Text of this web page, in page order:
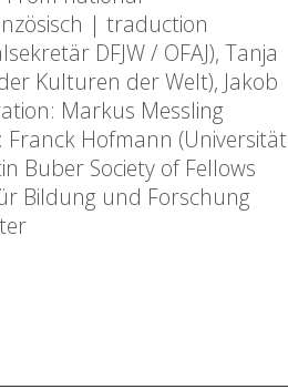
| traduction
DFJW / OFAJ), Tanja
Kulturen der Welt), Jakob
Markus Messling
Franck Hofmann (Universität
Buber Society of Fellows
Bildung und Forschung